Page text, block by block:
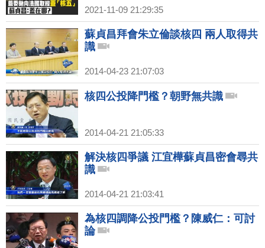
2021-11-09 21:29:35
蘇貞昌拜會朱立倫談核四 兩人取得共
識
2014-04-23 21:07:03
核四公投降門檻？朝野無共識
2014-04-21 21:05:33
解決核四爭議 江宜樺蘇貞昌密會尋共
識
2014-04-21 21:03:41
為核四調降公投門檻？陳威仁：可討
論